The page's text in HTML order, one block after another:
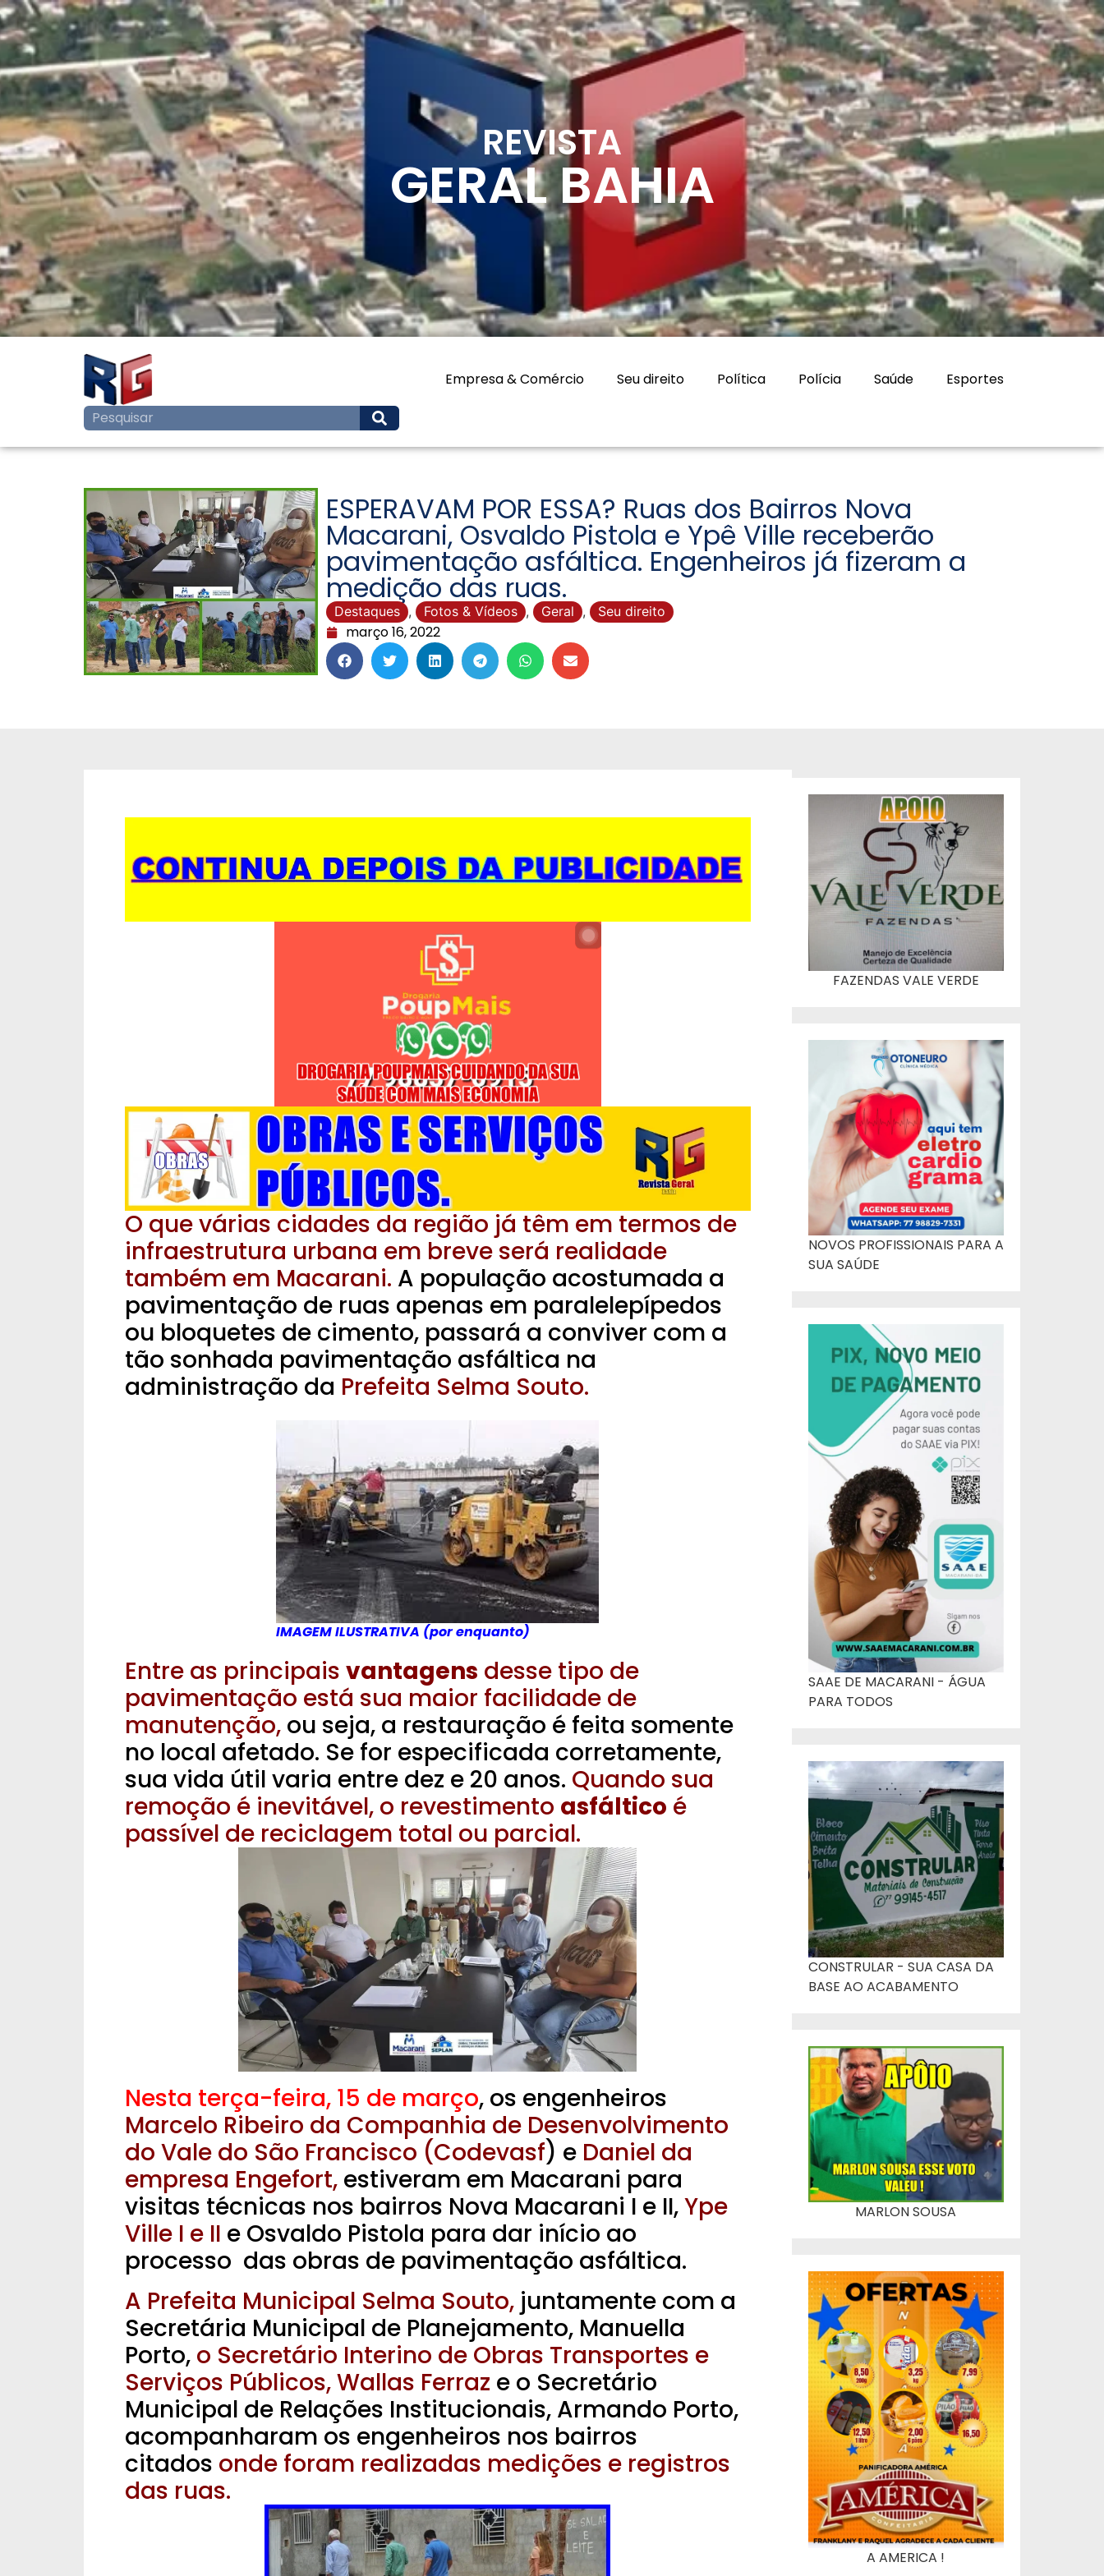
REVISTA
GERAL BAHIA
Empresa & Comércio Seu direito Política Polícia Saúde Esportes
ESPERAVAM POR ESSA? Ruas dos Bairros Nova
Macarani, Osvaldo Pistola e Ypê Ville receberão
pavimentação asfáltica. Engenheiros já fizeram a
medição das ruas.
Destaques , Fotos & Vídeos , Geral , Seu direito
março 16, 2022
O que várias cidades da região já têm em termos de
infraestrutura urbana em breve será realidade
também em Macarani. A população acostumada a
pavimentação de ruas apenas em paralelepípedos
ou bloquetes de cimento, passará a conviver com a
tão sonhada pavimentação asfáltica na
administração da Prefeita Selma Souto.
IMAGEM ILUSTRATIVA (por enquanto)
Entre as principais vantagens desse tipo de
pavimentação está sua maior facilidade de
manutenção, ou seja, a restauração é feita somente
no local afetado. Se for especificada corretamente,
sua vida útil varia entre dez e 20 anos. Quando sua
remoção é inevitável, o revestimento asfáltico é
passível de reciclagem total ou parcial.
Nesta terça-feira, 15 de março, os engenheiros
Marcelo Ribeiro da Companhia de Desenvolvimento
do Vale do São Francisco (Codevasf) e Daniel da
empresa Engefort, estiveram em Macarani para
visitas técnicas nos bairros Nova Macarani I e II,Ype
Ville I e II e Osvaldo Pistola para dar início ao
processo das obras de pavimentação asfáltica.
A Prefeita Municipal Selma Souto, juntamente com a
Secretária Municipal de Planejamento, Manuella
Porto, o Secretário Interino de Obras Transportes e
Serviços Públicos, Wallas Ferraz e o Secretário
Municipal de Relações Institucionais, Armando Porto,
acompanharam os engenheiros nos bairros
citados onde foram realizadas medições e registros
das ruas.
FAZENDAS VALE VERDE
NOVOS PROFISSIONAIS PARA A
SUA SAÚDE
SAAE DE MACARANI - ÁGUA
PARA TODOS
CONSTRULAR - SUA CASA DA
BASE AO ACABAMENTO
MARLON SOUSA
A AMERICA !